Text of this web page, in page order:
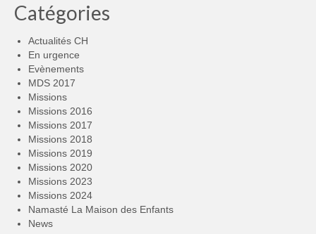
Catégories
Actualités CH
En urgence
Evènements
MDS 2017
Missions
Missions 2016
Missions 2017
Missions 2018
Missions 2019
Missions 2020
Missions 2023
Missions 2024
Namasté La Maison des Enfants
News